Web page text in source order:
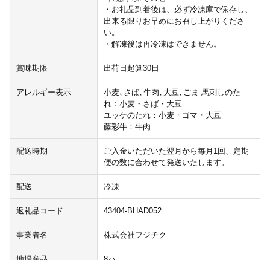
・お礼品到着後は、必ず冷凍庫で保存し、
出来る限りお早めにお召し上がりくださ
い。
・解凍後は再冷凍はできません。
賞味期限 出荷日起算30日
アレルギー表示
小麦､さば､牛肉､大豆､ごま 馬刺しのた
れ：小麦・さば・大豆
ユッケのたれ：小麦・ゴマ・大豆
藤彩牛：牛肉
配送時期
ご入金いただいた翌月から毎月1回、定期
便の数に合わせて発送いたします。
配送 冷凍
返礼品コード 43404-BHAD052
事業者名 株式会社フジチク